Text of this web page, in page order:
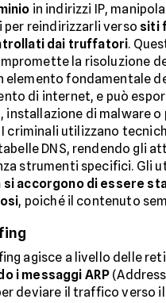
in indirizzi IP,
per reindirizzarli verso siti
dai truffatori.
la risoluzione
elemento fondamentale
di internet, e può
installazione di malware o
criminali utilizzano
DNS, rendendo gli
strumenti specifici. Gli
si accorgono di essere
, poiché il contenuto
agisce a livello delle
i messaggi ARP
deviare il traffico verso